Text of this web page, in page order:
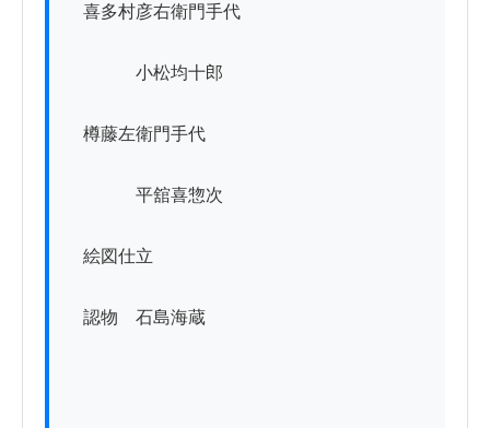
喜多村彦右衛門手代
小松均十郎
樽藤左衛門手代
平舘喜惣次
絵図仕立
認物　石島海蔵